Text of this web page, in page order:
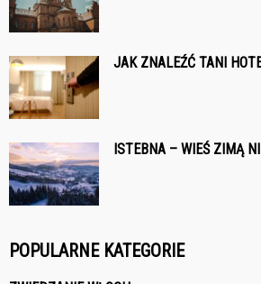
JAK ZNALEŹĆ TANI
ISTEBNA – WIEŚ ZIMĄ
POPULARNE KATEGORIE